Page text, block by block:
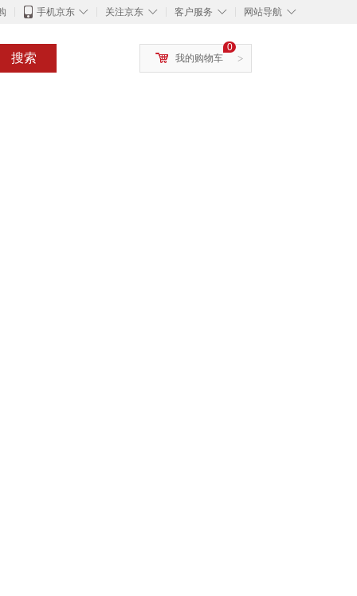
◇
手机京东 ◇
关注京东 ◇
客户服务 ◇
网站导航
搜索 >
0
我的购物车